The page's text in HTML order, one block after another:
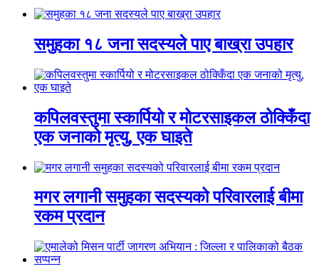
समुहका १८ जना सदस्यले पाए बाख्रा उपहार
कपिलवस्तुमा स्कार्पियो र मोटरसाइकल ठोक्किँदा
एक जनाको मृत्यु, एक घाइते
मगर लगानी समुहका सदस्यको परिवारलाई बीमा
रकम प्रदान